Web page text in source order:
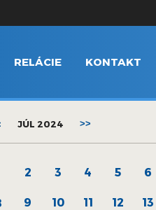
RELÁCIE KONTAKT
JÚL 2024 >>
2 3 4 5 6
9 10 11 12 13